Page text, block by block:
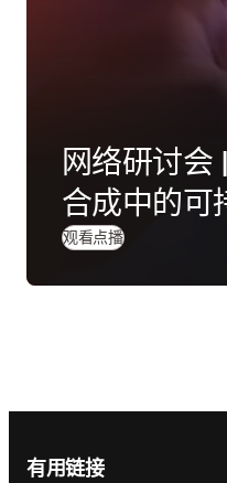
网络研讨会
合成中的可
观看点播(
有用链接